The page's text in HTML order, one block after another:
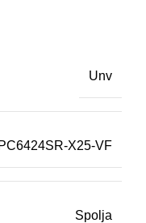
Unv
IPC6424SR-X25-VF
Spolja